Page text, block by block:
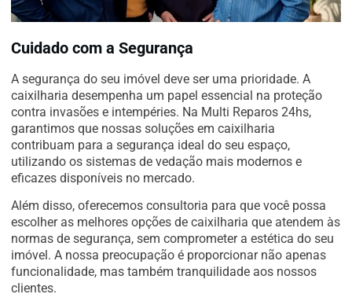
Cuidado com a Segurança
A segurança do seu imóvel deve ser uma prioridade. A
caixilharia desempenha um papel essencial na proteção
contra invasões e intempéries. Na Multi Reparos 24hs,
garantimos que nossas soluções em caixilharia
contribuam para a segurança ideal do seu espaço,
utilizando os sistemas de vedação mais modernos e
eficazes disponíveis no mercado.
Além disso, oferecemos consultoria para que você possa
escolher as melhores opções de caixilharia que atendem às
normas de segurança, sem comprometer a estética do seu
imóvel. A nossa preocupação é proporcionar não apenas
funcionalidade, mas também tranquilidade aos nossos
clientes.